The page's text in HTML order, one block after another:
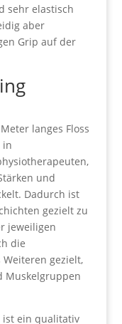
sehr elastisch
aber
Grip auf der
langes Floss
in
und
Dadurch ist
gezielt zu
jeweiligen
die
gezielt,
Muskelgruppen
ist ein qualitativ